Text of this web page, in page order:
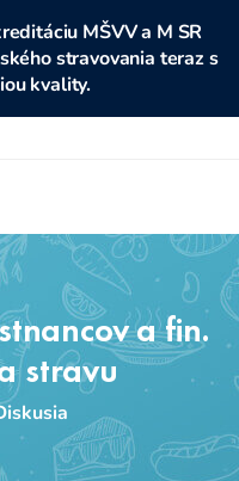
MŠVV a M SR
stravovania teraz s
kvality.
a fin.
stravu